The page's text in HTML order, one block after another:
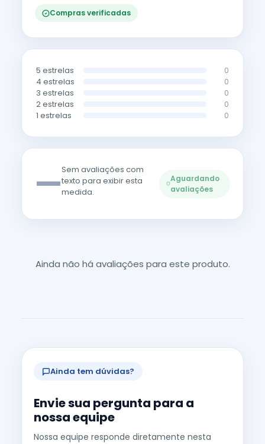
Compras verificadas
5 estrelas 0
4 estrelas 0
3 estrelas 0
2 estrelas 0
1 estrelas 0
—Sem avaliações com
texto para exibir esta
medida.
Aguardando
avaliações
Ainda não há avaliações para este produto.
Ainda tem dúvidas?
Envie sua pergunta para a
nossa equipe
Nossa equipe responde diretamente nesta